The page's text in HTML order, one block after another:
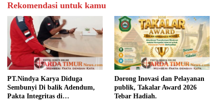
Rekomendasi untuk kamu
PT.Nindya Karya Diduga
Sembunyi Di balik Adendum,
Pakta Integritas di
Dorong Inovasi dan Pelayanan
publik, Takalar Award 2026
Tebar Hadiah.